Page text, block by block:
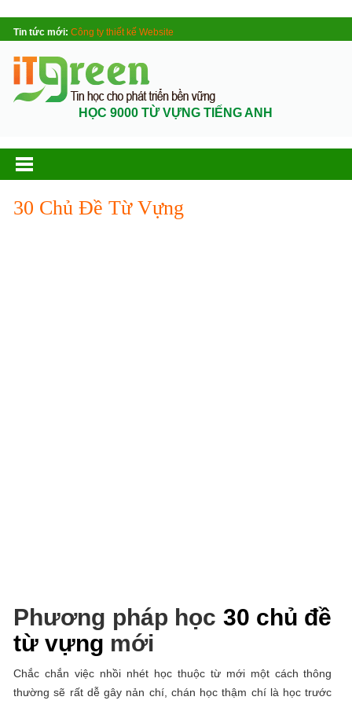
Tin tức mới: Công ty thiết kế Website
HỌC 9000 TỪ VỰNG TIẾNG ANH
30 Chủ Đề Từ Vựng
Phương pháp học 30 chủ đề
từ vựng mới
Chắc chắn việc nhồi nhét học thuộc từ mới một cách thông
thường sẽ rất dễ gây nản chí, chán học thậm chí là học trước